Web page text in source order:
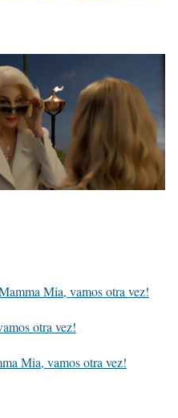
Mia, vamos otra vez!
otra vez!
Mia, vamos otra vez!